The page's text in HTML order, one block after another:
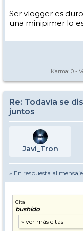
Ser vlogger es
una minipimer lo
intento hacer.
Yo hago esquí
Los caminos del
Karma: 0 -
Re: Todavía se
juntos
Javi_Tron
» En respuesta al
Cita
bushido